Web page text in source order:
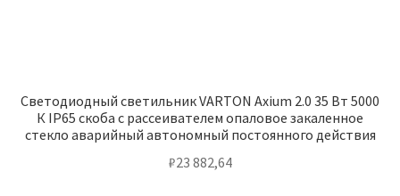
Светодиодный светильник VARTON Axium 2.0 35 Вт 5000
К IP65 скоба с рассеивателем опаловое закаленное
стекло аварийный автономный постоянного действия
₽23 882,64